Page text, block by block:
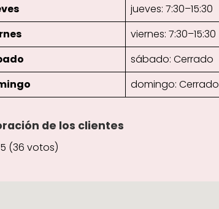
jueves: 7:30–15:30
viernes: 7:30–15:30
sábado: Cerrado
domingo: Cerrado
de los clientes
(36 votos)